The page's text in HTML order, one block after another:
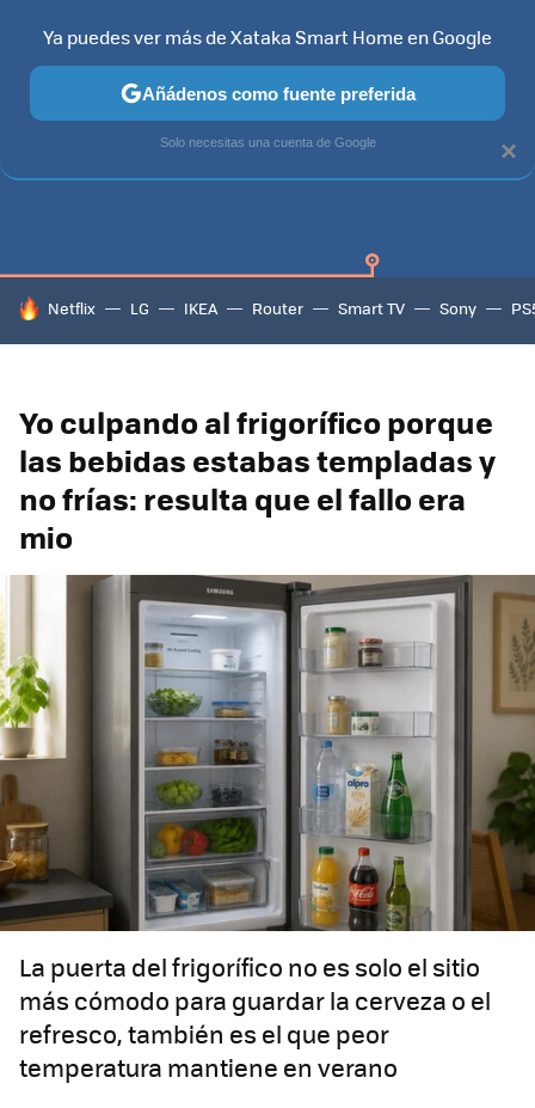
SAMSUNG SMART TV TIZEN SAMSUNG
HOY SE HABLA DE
Netflix LG IKEA Router Smart TV Sony
Yo culpando al frigorífico porque
las bebidas estabas templadas y
no frías: resulta que el fallo era
mio
La puerta del frigorífico no es solo el sitio
más cómodo para guardar la cerveza o el
refresco, también es el que peor
temperatura mantiene en verano
×
Ya puedes ver más de Xataka Smart Home en Google
Añádenos como fuente preferida
Solo necesitas una cuenta de Google